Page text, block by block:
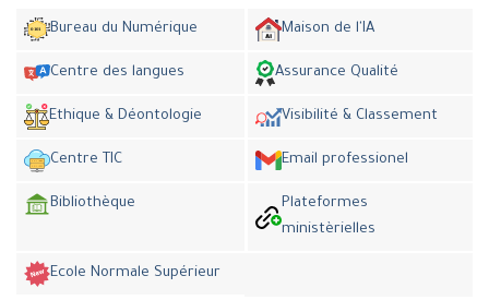
Bureau du Numérique Maison de l'IA
Centre des langues Assurance Qualité
Ethique & Déontologie Visibilité & Classement
Centre TIC Email professionel
Bibliothèque
Plateformes
ministèrielles
Ecole Normale Supérieur